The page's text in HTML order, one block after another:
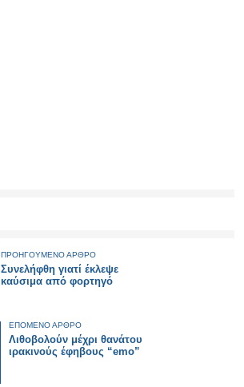
ΠΡΟΗΓΟΥΜΕΝΟ ΑΡΘΡΟ
Συνελήφθη γιατί έκλεψε
καύσιμα από φορτηγό
ΕΠΟΜΕΝΟ ΑΡΘΡΟ
Λιθοβολούν μέχρι θανάτου
ιρακινούς έφηβους “emo”